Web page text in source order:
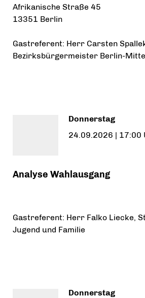
Afrikanische Straße 45
13351 Berlin
Gastreferent: Herr Carsten
Bezirksbürgermeister Berlin-Mitte
Donnerstag
24.09.2026 | 17:00
Analyse Wahlausgang
Gastreferent: Herr Falko Liecke,
Jugend und Familie
Donnerstag